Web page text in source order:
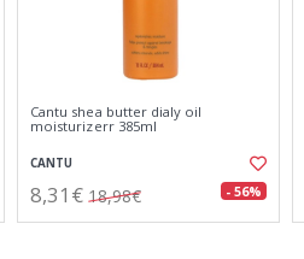
Cantu shea butter dialy oil
moisturizerr 385ml
CANTU
8,31€ 18,98€ - 56%